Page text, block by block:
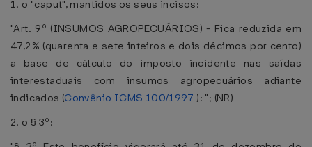
1. o "caput", mantidos os seus incisos:
"Art. 9º (INSUMOS AGROPECUÁRIOS) - Fica reduzida em
47,2% (quarenta e sete inteiros e dois décimos por cento)
a base de cálculo do imposto incidente nas saídas
interestaduais com insumos agropecuários adiante
indicados (Convênio ICMS 100/1997 ): "; (NR)
2. o § 3º: